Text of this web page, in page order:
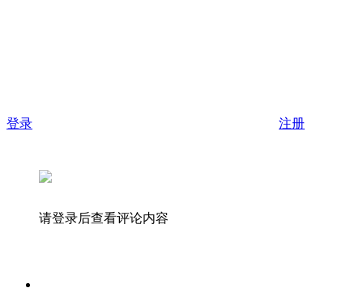
登录 注册
请登录后查看评论内容